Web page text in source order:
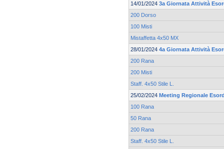
14/01/2024 3a Giornata Attività
200 Dorso
100 Misti
Mistaffetta 4x50 MX
28/01/2024 4a Giornata Attività
200 Rana
200 Misti
Staff. 4x50 Stile L.
25/02/2024 Meeting Regionale
100 Rana
50 Rana
200 Rana
Staff. 4x50 Stile L.